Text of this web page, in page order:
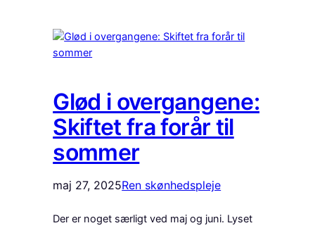
Glød i overgangene:
Skiftet fra forår til
sommer
maj 27, 2025Ren skønhedspleje
Der er noget særligt ved maj og juni. Lyset